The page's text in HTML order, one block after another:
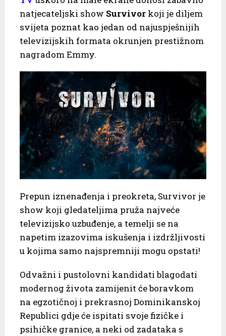
natjecateljski show Survivorkoji je diljem
svijeta poznat kao jedan od najuspješnijih
televizijskih formata okrunjen prestižnom
nagradom Emmy.
Prepun iznenađenja i preokreta, Survivor je
show koji gledateljima pruža najveće
televizijsko uzbuđenje, a temelji se na
napetim izazovima iskušenja i izdržljivosti
u kojima samo najspremniji mogu opstati!
Odvažni i pustolovni kandidati blagodati
modernog života zamijenit će boravkom
na egzotičnoj i prekrasnoj Dominikanskoj
Republici gdje će ispitati svoje fizičke i
psihičke granice, a neki od zadataka s